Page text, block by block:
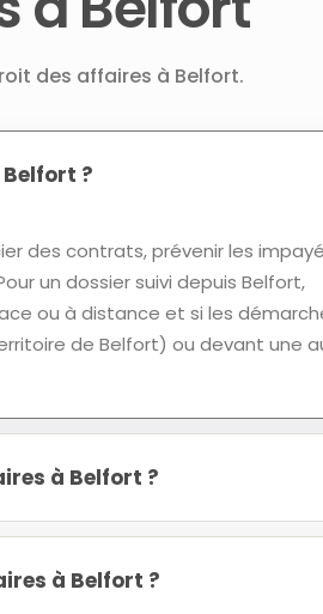
des affaires à Belfort.
?
des contrats, prévenir les
un dossier suivi depuis Belfort,
ou à distance et si les
de Belfort) ou devant une
à Belfort ?
à Belfort ?